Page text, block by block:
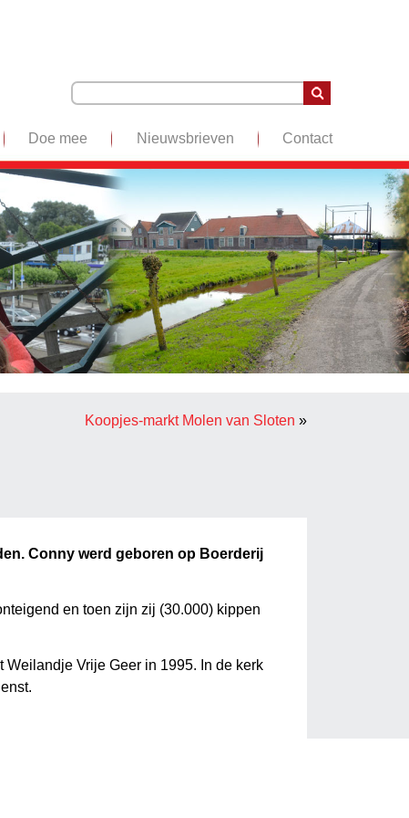
Doe mee Nieuwsbrieven Contact
Koopjes-markt Molen van Sloten »
Conny werd geboren op Boerderij
en toen zijn zij (30.000) kippen
Vrije Geer in 1995. In de kerk